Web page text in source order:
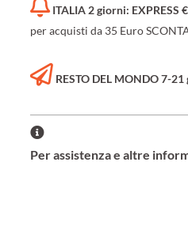
ITALIA 2 giorni: EXPRESS
per acquisti da 35 Euro
RESTO DEL MONDO 7-
Per assistenza e altre